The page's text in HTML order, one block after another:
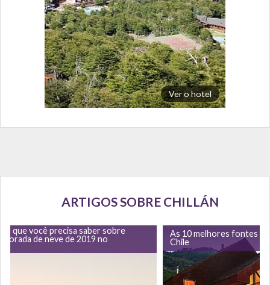
Ver o hotel
ARTIGOS SOBRE CHILLÁN
o que você precisa saber sobre
de neve de 2019 no
As 10 melhores fontes
Chile